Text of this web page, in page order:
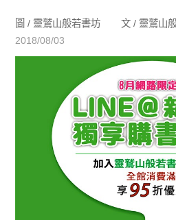
圖 / 靈鷲山般若書坊 文 / 靈鷲山
2018/08/03